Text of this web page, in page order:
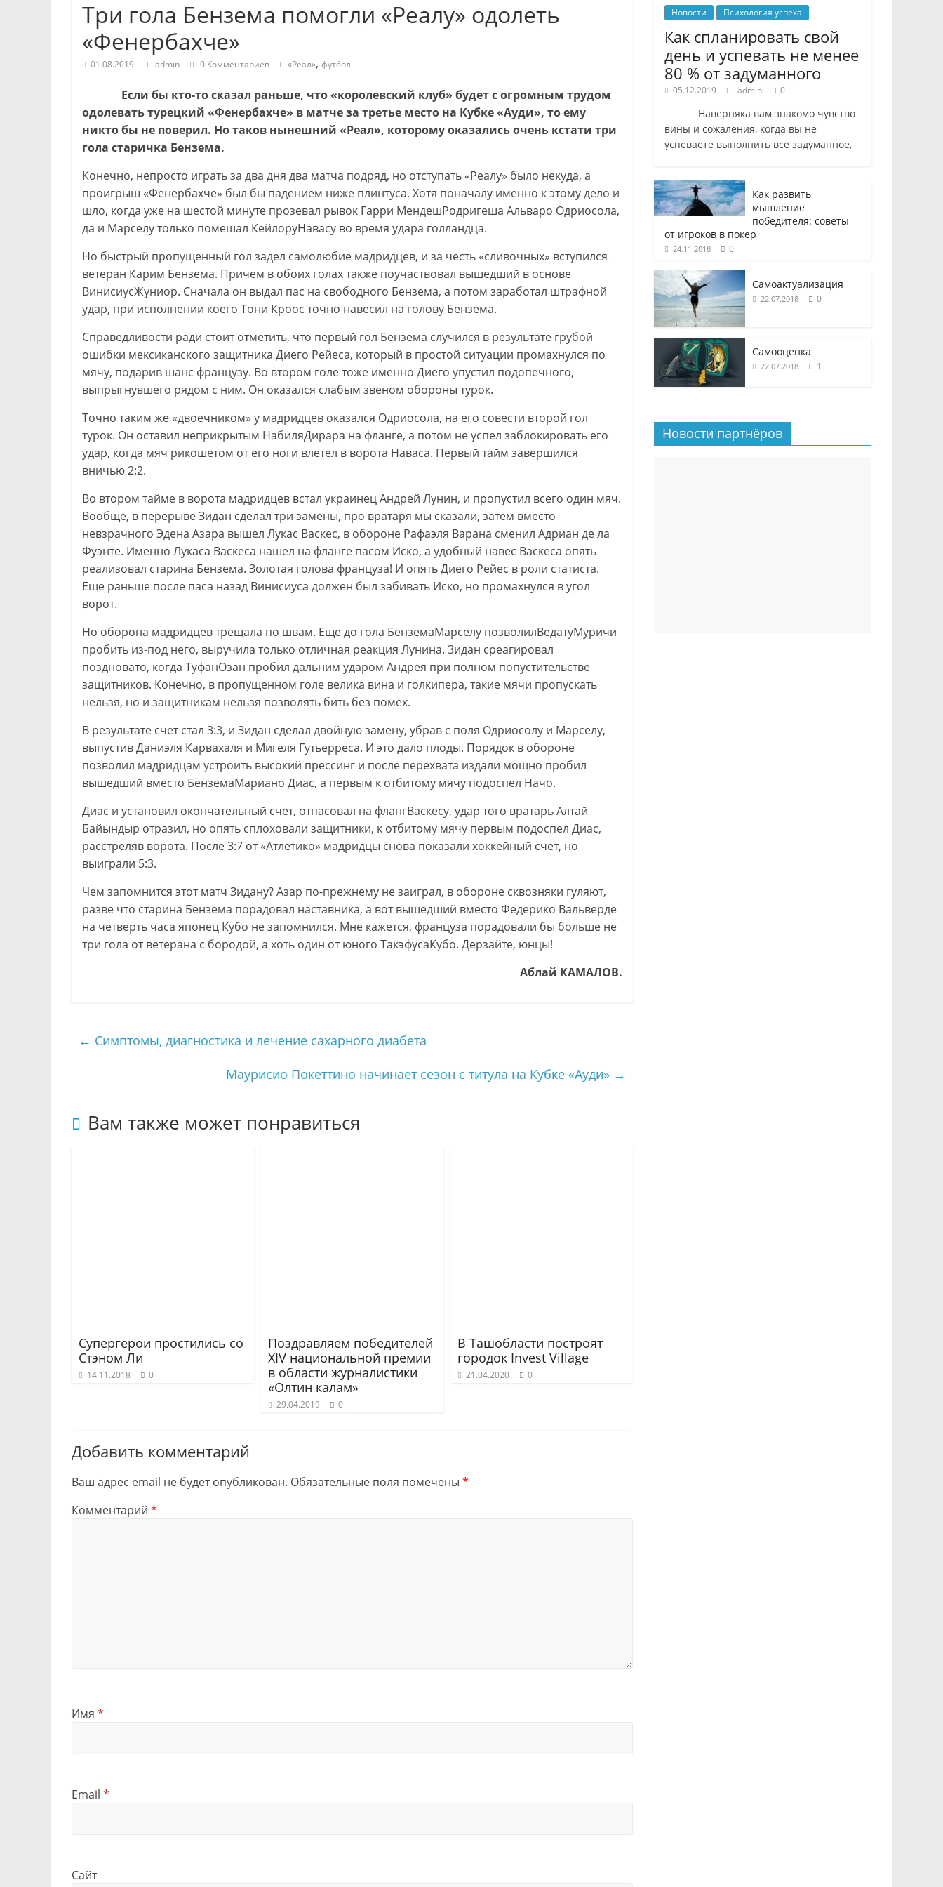
Три гола Бензема помогли «Реалу» одолеть
«Фенербахче»
01.08.2019 admin 0 Комментариев «Реал», футбол
Если бы кто-то сказал раньше, что «королевский клуб» будет с огромным трудом
одолевать турецкий «Фенербахче» в матче за третье место на Кубке «Ауди», то ему
никто бы не поверил. Но таков нынешний «Реал», которому оказались очень кстати три
гола старичка Бензема.
Конечно, непросто играть за два дня два матча подряд, но отступать «Реалу» было некуда, а
проигрыш «Фенербахче» был бы падением ниже плинтуса. Хотя поначалу именно к этому дело и
шло, когда уже на шестой минуте прозевал рывок Гарри МендешРодригеша Альваро Одриосола,
да и Марселу только помешал КейлоруНавасу во время удара голландца.
Но быстрый пропущенный гол задел самолюбие мадридцев, и за честь «сливочных» вступился
ветеран Карим Бензема. Причем в обоих голах также поучаствовал вышедший в основе
ВинисиусЖуниор. Сначала он выдал пас на свободного Бензема, а потом заработал штрафной
удар, при исполнении коего Тони Кроос точно навесил на голову Бензема.
Справедливости ради стоит отметить, что первый гол Бензема случился в результате грубой
ошибки мексиканского защитника Диего Рейеса, который в простой ситуации промахнулся по
мячу, подарив шанс французу. Во втором голе тоже именно Диего упустил подопечного,
выпрыгнувшего рядом с ним. Он оказался слабым звеном обороны турок.
Точно таким же «двоечником» у мадридцев оказался Одриосола, на его совести второй гол
турок. Он оставил неприкрытым НабиляДирара на фланге, а потом не успел заблокировать его
удар, когда мяч рикошетом от его ноги влетел в ворота Наваса. Первый тайм завершился
вничью 2:2.
Во втором тайме в ворота мадридцев встал украинец Андрей Лунин, и пропустил всего один мяч.
Вообще, в перерыве Зидан сделал три замены, про вратаря мы сказали, затем вместо
невзрачного Эдена Азара вышел Лукас Васкес, в обороне Рафаэля Варана сменил Адриан де ла
Фуэнте. Именно Лукаса Васкеса нашел на фланге пасом Иско, а удобный навес Васкеса опять
реализовал старина Бензема. Золотая голова француза! И опять Диего Рейес в роли статиста.
Еще раньше после паса назад Винисиуса должен был забивать Иско, но промахнулся в угол
ворот.
Но оборона мадридцев трещала по швам. Еще до гола БенземаМарселу позволилВедатуМуричи
пробить из-под него, выручила только отличная реакция Лунина. Зидан среагировал
поздновато, когда ТуфанОзан пробил дальним ударом Андрея при полном попустительстве
защитников. Конечно, в пропущенном голе велика вина и голкипера, такие мячи пропускать
нельзя, но и защитникам нельзя позволять бить без помех.
В результате счет стал 3:3, и Зидан сделал двойную замену, убрав с поля Одриосолу и Марселу,
выпустив Даниэля Карвахаля и Мигеля Гутьерреса. И это дало плоды. Порядок в обороне
позволил мадридцам устроить высокий прессинг и после перехвата издали мощно пробил
вышедший вместо БенземаМариано Диас, а первым к отбитому мячу подоспел Начо.
Диас и установил окончательный счет, отпасовал на флангВаскесу, удар того вратарь Алтай
Байындыр отразил, но опять сплоховали защитники, к отбитому мячу первым подоспел Диас,
расстреляв ворота. После 3:7 от «Атлетико» мадридцы снова показали хоккейный счет, но
выиграли 5:3.
Чем запомнится этот матч Зидану? Азар по-прежнему не заиграл, в обороне сквозняки гуляют,
разве что старина Бензема порадовал наставника, а вот вышедший вместо Федерико Вальверде
на четверть часа японец Кубо не запомнился. Мне кажется, француза порадовали бы больше не
три гола от ветерана с бородой, а хоть один от юного ТакэфусаКубо. Дерзайте, юнцы!
Аблай КАМАЛОВ.
← Симптомы, диагностика и лечение сахарного диабета
Маурисио Покеттино начинает сезон с титула на Кубке «Ауди» →
Вам также может понравиться
Супергерои простились со
Стэном Ли
14.11.2018 0
Поздравляем победителей
ХIV национальной премии
в области журналистики
«Олтин калам»
29.04.2019 0
В Ташобласти построят
городок Invest Village
21.04.2020 0
Добавить комментарий
Ваш адрес email не будет опубликован. Обязательные поля помечены *
Комментарий *
Имя *
Email *
Сайт
Новости Психология успеха
Как спланировать свой
день и успевать не менее
80 % от задуманного
05.12.2019 admin 0
Наверняка вам знакомо чувство
вины и сожаления, когда вы не
успеваете выполнить все задуманное,
Как развить
мышление
победителя: советы
от игроков в покер
24.11.2018 0
Самоактуализация
22.07.2018 0
Самооценка
22.07.2018 1
Новости партнёров